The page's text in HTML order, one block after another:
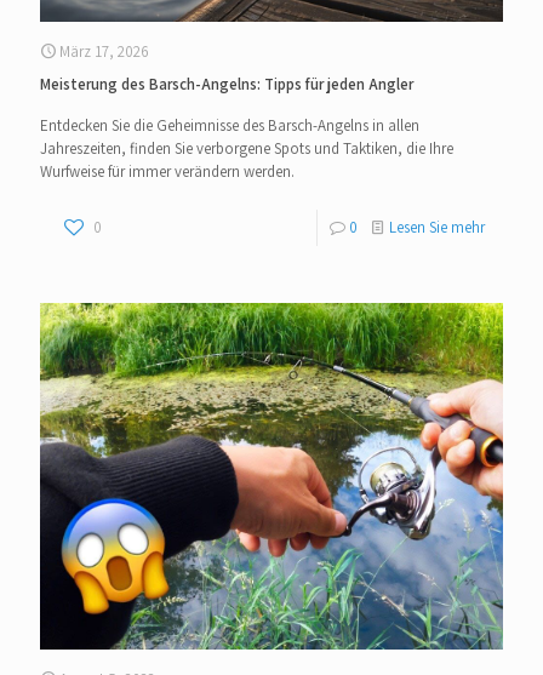
März 17, 2026
Meisterung des Barsch-Angelns: Tipps für jeden Angler
Entdecken Sie die Geheimnisse des Barsch-Angelns in allen
Jahreszeiten, finden Sie verborgene Spots und Taktiken, die Ihre
Wurfweise für immer verändern werden.
0 0 Lesen Sie mehr